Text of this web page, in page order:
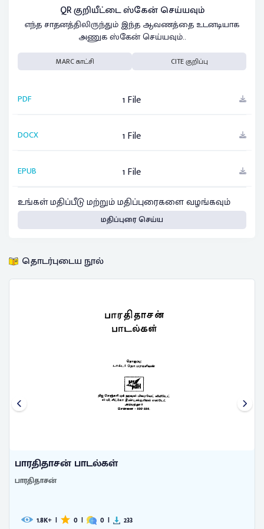
QR குறியீட்டை ஸ்கேன் செய்யவும்
எந்த சாதனத்திலிருந்தும் இந்த ஆவணத்தை உடனடியாக
அணுக ஸ்கேன் செய்யவும்..
MARC காட்சி CITE குறிப்பு
PDF 1 File
DOCX 1 File
EPUB
1 File
உங்கள் மதிப்பீடு மற்றும் மதிப்புரைகளை வழங்கவும்
மதிப்புரை செய்ய
தொடர்புடைய நூல்
பாரதிதாசன் பாடல்கள்
பாரதிதாசன்
1.8K+ | 0 | 0 | 233